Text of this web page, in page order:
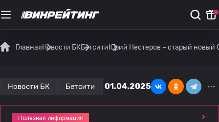
ГлавнаяНовости БКБетситиЮрий Нестеров – старый новый
Новости БК Бетсити 01.04.2025
Полезная информация